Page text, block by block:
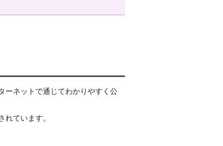
ーネットで通じてわかりやすく公
ています。